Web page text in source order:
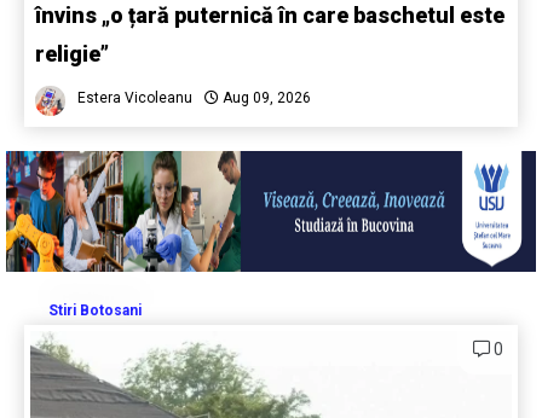
învins „o țară puternică în care baschetul este
religie”
Estera Vicoleanu Aug 09, 2026
Stiri Botosani
0